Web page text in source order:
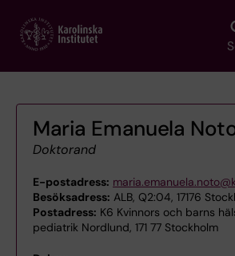
main
Maria Emanuela
Doktorand
E-postadress:
Besöksadress: ALB, Q2:04, 17176
Postadress: K6 Kvinnors och barns
pediatrik Nordlund, 171 77 Stockholm